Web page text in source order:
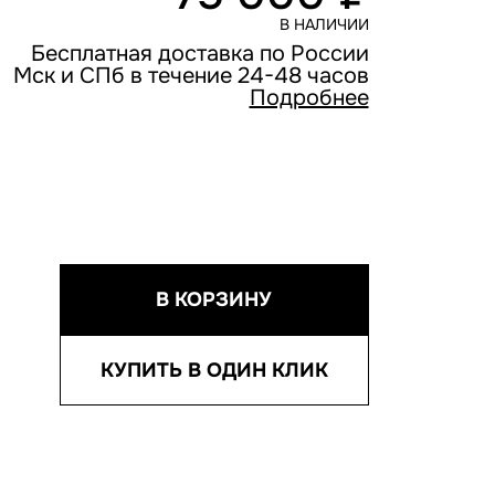
В НАЛИЧИИ
Бесплатная доставка по России
Мск и СПб в течение 24-48 часов
Подробнее
В КОРЗИНУ
КУПИТЬ В ОДИН КЛИК